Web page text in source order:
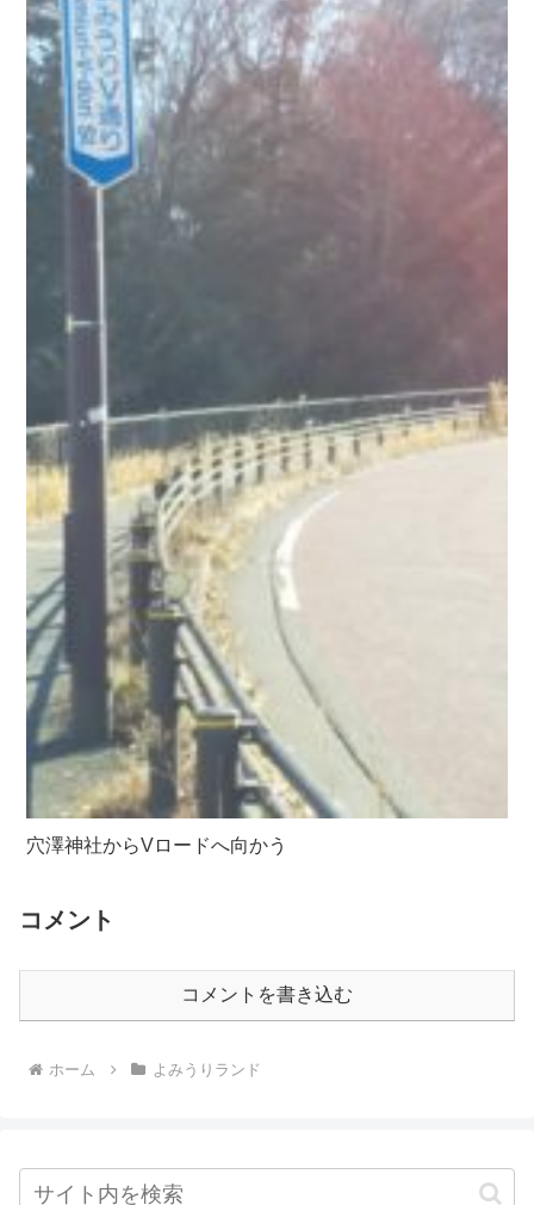
穴澤神社からVロードへ向かう
コメント
コメントを書き込む
ホーム よみうりランド